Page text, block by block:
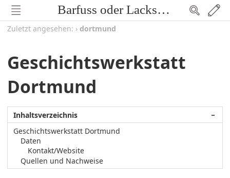
Barfuss oder Lackschuh
Zuletzt angesehen: › dortmund
Geschichtswerkstatt
Dortmund
−
Inhaltsverzeichnis
Geschichtswerkstatt Dortmund
Daten
Kontakt/Website
Quellen und Nachweise